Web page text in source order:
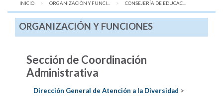
INICIO ORGANIZACIÓN Y FUNCI... AQUÍ:
CONSEJERÍA DE EDUCAC...
ORGANIZACIÓN Y FUNCIONES
Sección de Coordinación
Administrativa
Dirección General de Atención a la Diversidad >